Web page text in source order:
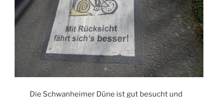
Die Schwanheimer Düne ist gut besucht und